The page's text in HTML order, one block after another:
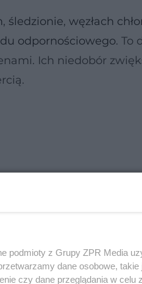
, śledzionie, węzłach
odpornościowego. To
Ich niedobór
podmioty z Grupy ZPR Media
dane osobowe, takie
czy dane przeglądania w celu